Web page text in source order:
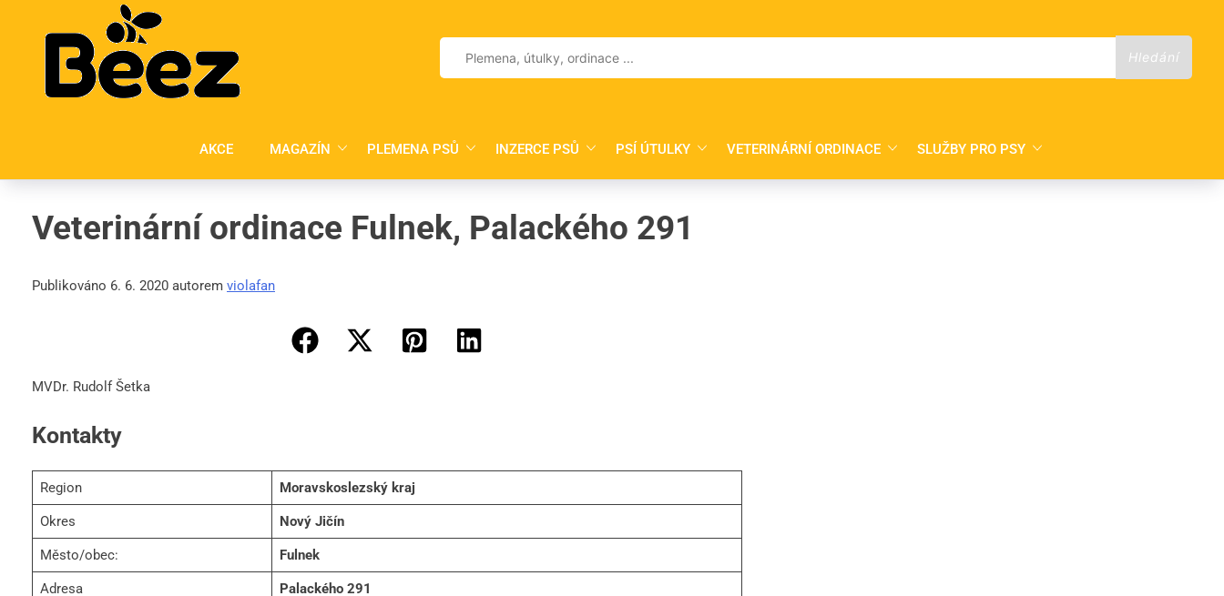
Vyhledávání
AKCE MAGAZÍN PLEMENA PSŮ INZERCE PSŮ PSÍ ÚTULKY VETERINÁRNÍ ORDINACE SLUŽBY PRO PSY
Veterinární ordinace Fulnek, Palackého 291
Publikováno 6. 6. 2020 autorem violafan
MVDr. Rudolf Šetka
Kontakty
Region Moravskoslezský kraj
Okres Nový Jičín
Město/obec: Fulnek
Adresa Palackého 291